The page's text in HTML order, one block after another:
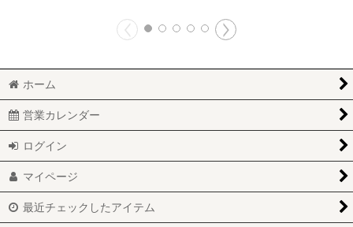
ホーム
営業カレンダー
ログイン
マイページ
最近チェックしたアイテム